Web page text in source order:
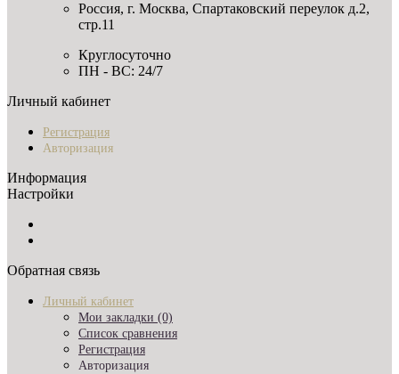
Россия, г. Москва, Спартаковский переулок д.2,
стр.11
Круглосуточно
ПН - ВС: 24/7
Личный кабинет
Регистрация
Авторизация
Информация
Настройки
Обратная связь
Личный кабинет
Мои закладки (0)
Список сравнения
Регистрация
Авторизация